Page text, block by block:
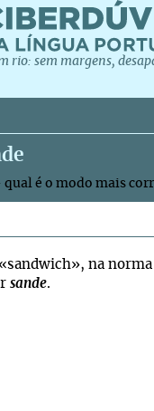
rio: sem margens,
qual é o modo mais
na
sande.